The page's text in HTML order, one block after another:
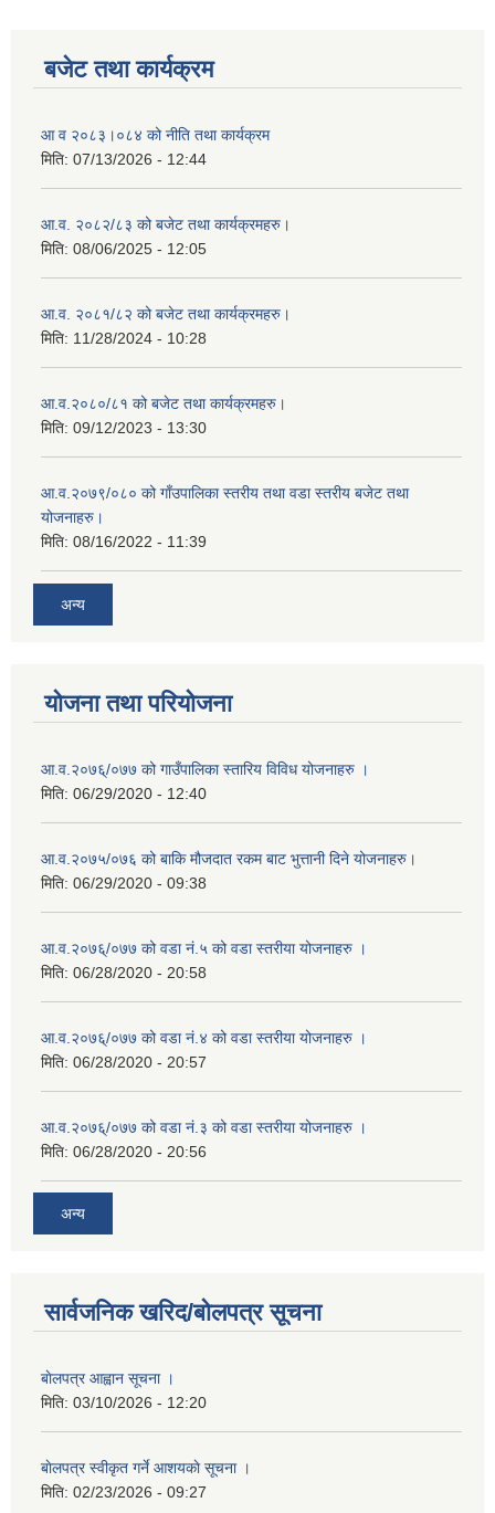
बजेट तथा कार्यक्रम
आ व २०८३।०८४ को नीति तथा कार्यक्रम
मिति: 07/13/2026 - 12:44
आ.व. २०८२/८३ को बजेट तथा कार्यक्रमहरु।
मिति: 08/06/2025 - 12:05
आ.व. २०८१/८२ को बजेट तथा कार्यक्रमहरु।
मिति: 11/28/2024 - 10:28
आ.व.२०८०/८१ को बजेट तथा कार्यक्रमहरु।
मिति: 09/12/2023 - 13:30
आ.व.२०७९/०८० को गाँउपालिका स्तरीय तथा वडा स्तरीय बजेट तथा
योजनाहरु।
मिति: 08/16/2022 - 11:39
अन्य
योजना तथा परियोजना
आ.व.२०७६्/०७७ को गाउँपालिका स्तारिय विविध योजनाहरु ।
मिति: 06/29/2020 - 12:40
आ.व.२०७५/०७६ को बाकि मौजदात रकम बाट भुत्तानी दिने योजनाहरु।
मिति: 06/29/2020 - 09:38
आ.व.२०७६्/०७७ को वडा नं.५ को वडा स्तरीया योजनाहरु ।
मिति: 06/28/2020 - 20:58
आ.व.२०७६्/०७७ को वडा नं.४ को वडा स्तरीया योजनाहरु ।
मिति: 06/28/2020 - 20:57
आ.व.२०७६्/०७७ को वडा नं.३ को वडा स्तरीया योजनाहरु ।
मिति: 06/28/2020 - 20:56
अन्य
सार्वजनिक खरिद/बोलपत्र सूचना
बाेलपत्र आह्वान सूचना ।
मिति: 03/10/2026 - 12:20
बाेलपत्र स्वीकृत गर्ने आशयकाे सूचना ।
मिति: 02/23/2026 - 09:27